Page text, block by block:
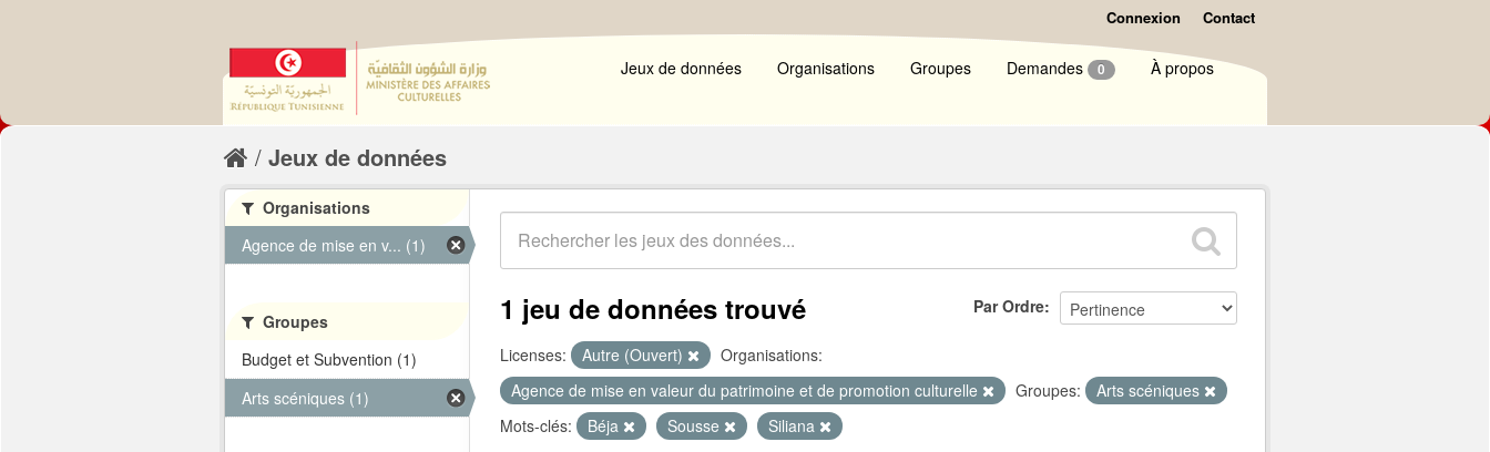
Connexion Contact
Jeux de données Organisations Groupes Demandes 0 À propos
Jeux de données
Par Ordre
1 jeu de données trouvé
Licenses: Autre (Ouvert)
Organisations:
Agence de mise en valeur du patrimoine et de promotion culturelle
Groupes:
Arts scéniques
Mots-clés:
Béja Sousse Siliana
Organisations
Agence de mise en v... (1)
Groupes
Budget et Subvention (1)
Arts scéniques (1)